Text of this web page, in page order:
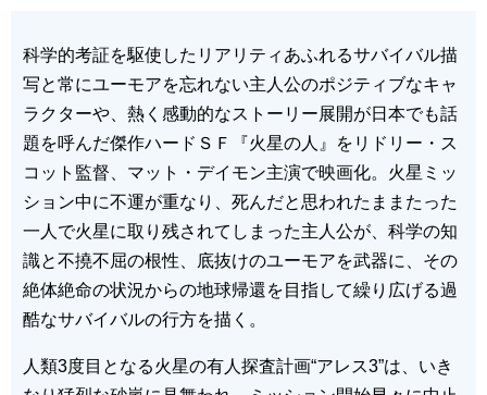
科学的考証を駆使したリアリティあふれるサバイバル描
写と常にユーモアを忘れない主人公のポジティブなキャ
ラクターや、熱く感動的なストーリー展開が日本でも話
題を呼んだ傑作ハードＳＦ『火星の人』をリドリー・ス
コット監督、マット・デイモン主演で映画化。火星ミッ
ション中に不運が重なり、死んだと思われたままたった
一人で火星に取り残されてしまった主人公が、科学の知
識と不撓不屈の根性、底抜けのユーモアを武器に、その
絶体絶命の状況からの地球帰還を目指して繰り広げる過
酷なサバイバルの行方を描く。
人類3度目となる火星の有人探査計画“アレス3”は、いき